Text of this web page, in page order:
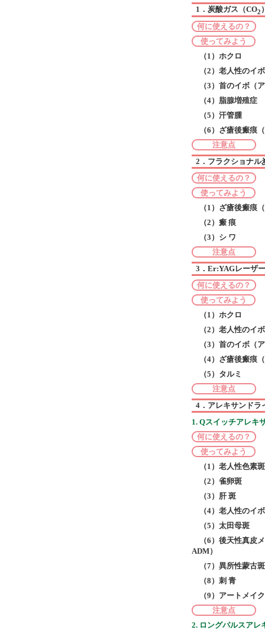
1．炭酸ガス（CO2
何に使えるの？
使ってみよう
（1）ホクロ
（2）老人性のイ
（3）首のイボ（
（4）脂腺増殖症
（5）汗管腫
（6）ざ瘡後瘢痕
注意点
2．フラクショナル
何に使えるの？
使ってみよう
（1）ざ瘡後瘢痕
（2）瘢 痕
（3）シ ワ
注意点
3．Er:YAGレーザ
何に使えるの？
使ってみよう
（1）ホクロ
（2）老人性のイ
（3）首のイボ（
（4）ざ瘡後瘢痕
（5）タルミ
注意点
4．アレキサンドラ
1. Qスイッチアレキ
何に使えるの？
使ってみよう
（1）老人性色素斑
（2）雀卵斑
（3）肝 斑
（4）老人性のイ
（5）太田母斑
（6）後天性真皮
ADM）
（7）異所性蒙古斑
（8）刺 青
（9）アートメイク
注意点
2. ロングパルスアレ